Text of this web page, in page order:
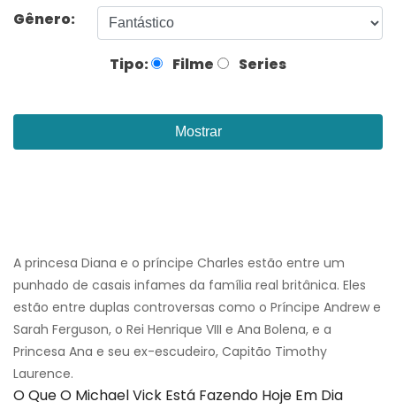
Gênero:
Tipo: Filme Series
Mostrar
A princesa Diana e o príncipe Charles estão entre um
punhado de casais infames da família real britânica. Eles
estão entre duplas controversas como o Príncipe Andrew e
Sarah Ferguson, o Rei Henrique VIII e Ana Bolena, e a
Princesa Ana e seu ex-escudeiro, Capitão Timothy
Laurence.
O Que O Michael Vick Está Fazendo Hoje Em Dia